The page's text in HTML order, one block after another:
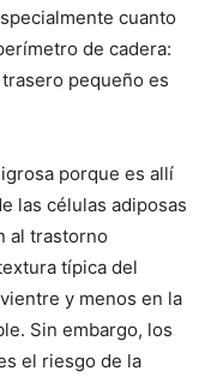
cuanto
de cadera:
pequeño es
porque es allí
las células adiposas
al trastorno
típica del
y menos en la
Sin embargo, los
el riesgo de la